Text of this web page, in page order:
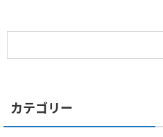
カテゴリー